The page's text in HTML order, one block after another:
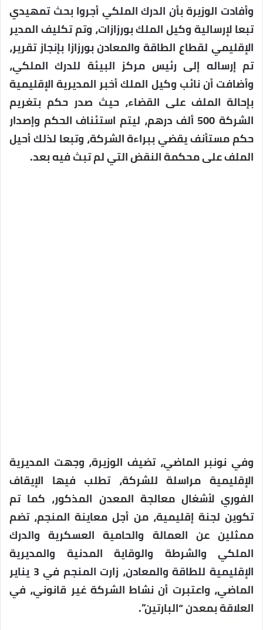
وأفادت الوزيرة بأن الدرك الملكي أجروا بحث تمهيدي
تبعا لإرسالية وكيل الملك بورزازات، وتم تكليف المدير
الإقليمي لقطاع الطاقة والمعادن بورزازا بإنجاز تقرير،
تم إرساله إلى رئيس مركز البيئة للدرك الملكي،
وأضافت أن نائب وكيل الملك أخبر المديرية الإقليمية
بإحالة الملف على القضاء، حيث صدر حكم بتغريم
الشركة 500 ألف درهم، ليتم استئناف الحكم وإصدار
حكم مستأنف يقضي ببراءة الشركة، وتبعا لذلك أحيل
الملف على محكمة النقض التي لم تبث فيه بعد.
وفي نونبر الماضي، تضيف الوزيرة، وجهت المديرية
الإقليمية مراسلة للشركة، تطلب فيها الإيقاف
الفوري لأشغال معالجة المعدن المذكور، كما تم
تكوين لجنة إقليمية، من أجل معاينة المنجم، تضم
ممثلين عن العمالة والحامية العسكرية والدرك
الملكي والشرطة والوقاية المدنية والمديرية
الإقليمية للطاقة والمعادن، زارت المنجم في 3 يناير
الماضي، واعتبرت أن نشاط الشركة غير قانوني، في
العلاقة بمعدن “البارتين”.